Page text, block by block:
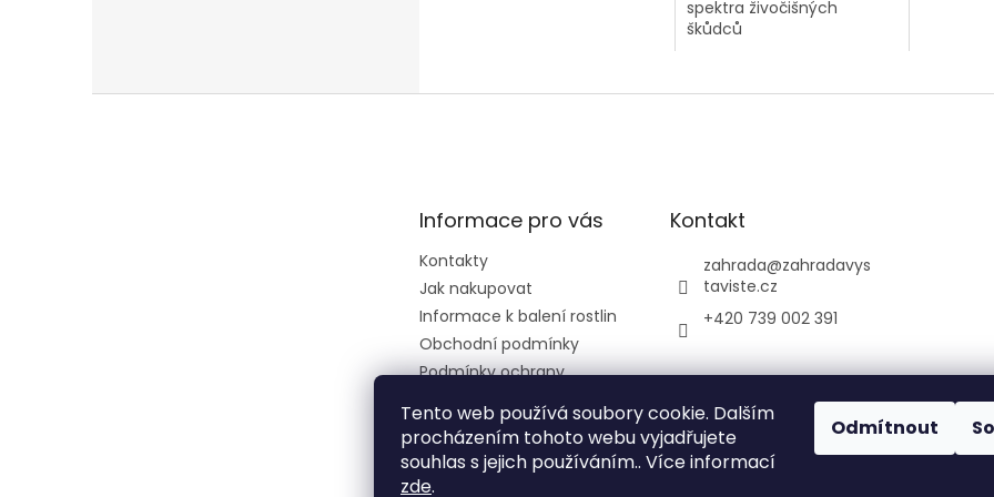
Tento web používá soubory cookie. Dalším
procházením tohoto webu vyjadřujete
souhlas s jejich používáním.. Více informací
zde.
Odmítnout
spektra živočišných
škůdců
Informace pro vás
Kontakty
Jak nakupovat
Informace k balení rostlin
Obchodní podmínky
Podmínky ochrany
Ústřední kontrolní a
zkušební ústav
zemědělský
Kontakt
zahrada@zahradavys
taviste.cz
+420 739 002 391